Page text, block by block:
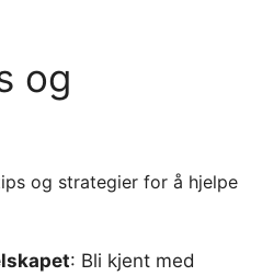
og
og strategier for å hjelpe
: Bli kjent med